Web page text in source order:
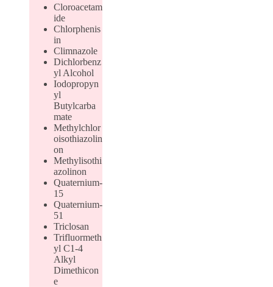
Cloroacetam
ide
Chlorphenis
in
Climnazole
Dichlorbenz
yl Alcohol
Iodopropyn
yl
Butylcarba
mate
Methylchlor
oisothiazolin
on
Methylisothi
azolinon
Quaternium-
15
Quaternium-
51
Triclosan
Trifluormeth
yl C1-4
Alkyl
Dimethicon
e